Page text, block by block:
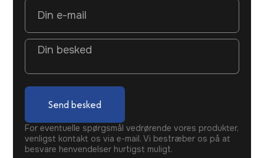
Send besked
For eventuelle spørgsmål vedrørende vores produkter,
venligst kontakt os via e-mail. Vi bestræber os på at
besvare henvendelser hurtigst muligt.